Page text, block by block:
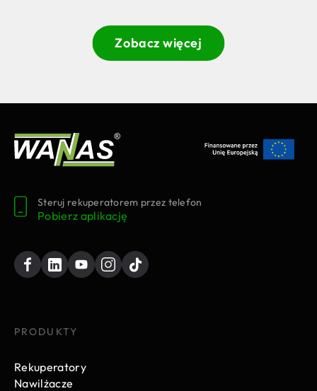
Zobacz więcej
Steruj rekuperatorem przez telefon
Pobierz aplikację
PRODUKTY
Rekuperatory
Nawilżacze